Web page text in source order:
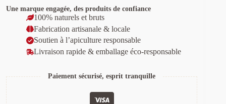
:Une marque engagée, des produits de confiance
100% naturels et bruts
Fabrication artisanale & locale
Soutien à l’apiculture responsable
Livraison rapide & emballage éco-responsable
Paiement sécurisé, esprit tranquille